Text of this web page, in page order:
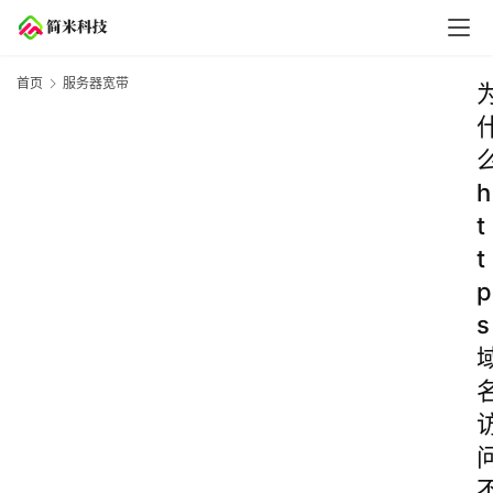
首页 服务器宽带
h
t
t
p
s